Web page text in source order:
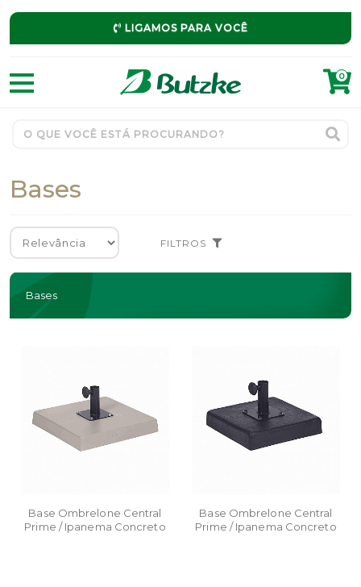
LIGAMOS PARA VOCÊ
0
Bases
FILTROS
Bases
Base Ombrelone Central
Prime / Ipanema Concreto
Base Ombrelone Central
Prime / Ipanema Concreto